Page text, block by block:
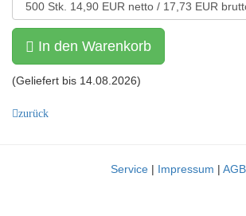
In den Warenkorb
(Geliefert bis 14.08.2026)
zurück
Service | Impressum | AGB